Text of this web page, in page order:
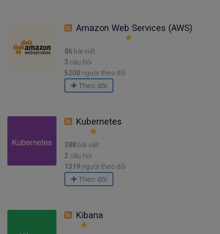
Amazon Web Services (AWS)
86 bài viết
3 câu hỏi
5200 người theo dõi
Theo dõi
Kubernetes
388 bài viết
2 câu hỏi
1319 người theo dõi
Theo dõi
Kibana